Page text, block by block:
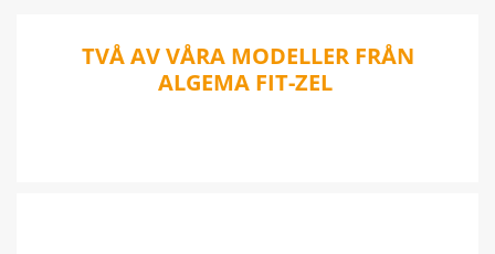
TVÅ AV VÅRA MODELLER FRÅN
ALGEMA FIT-ZEL